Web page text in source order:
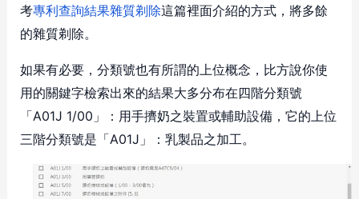
考專利查詢結果雜質剃除這篇裡面介紹的方式，將多餘
的雜質剃除。
如果有必要，分類號也有所謂的上位概念，比方說你使
用的關鍵字檢索出來的結果大多分布在四階分類號
「A01J 1/00」：用手擠奶之裝置或輔助設備，它的上位
三階分類號是「A01J」：乳製品之加工。